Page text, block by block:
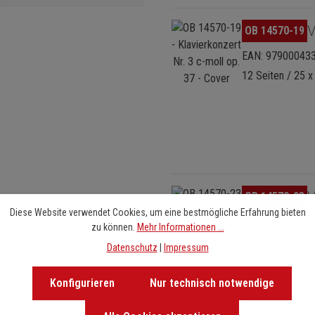
Bildergalerie überspringen
OB 14570-19
EAN:
12 Seiten / 25
Bildergalerie überspringen
OB 14570-23
EAN:
12 Seiten / 25
Diese Website verwendet Cookies, um eine bestmögliche Erfahrung bieten
zu können. Mehr Informationen ...
Datenschutz | Impressum
Nur technisch notwendige
Konfigurieren